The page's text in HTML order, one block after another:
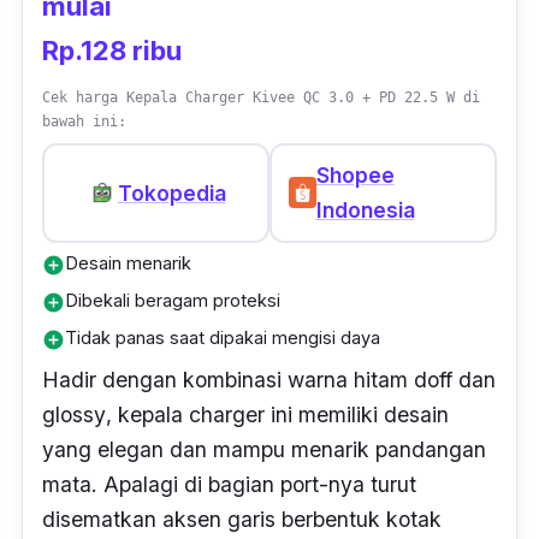
berbahaya.
Rp.128 ribu
Cek harga Kepala Charger Kivee QC 3.0 + PD 22.5 W di
bawah ini:
Tokopedia
Shopee
Indonesia
add_circleDesain menarik
add_circleDibekali beragam proteksi
add_circleTidak panas saat dipakai mengisi daya
Hadir dengan kombinasi warna hitam doff dan
glossy, kepala charger ini memiliki desain
yang elegan dan mampu menarik pandangan
mata. Apalagi di bagian port-nya turut
disematkan aksen garis berbentuk kotak